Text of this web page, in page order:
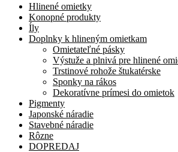
Hlinené omietky
Konopné produkty
Íly
Doplnky k hlineným omietkam
Omietateľné pásky
Výstuže a plnivá pre hlinené
Trstinové rohože štukatérske
Sponky na rákos
Dekoratívne prímesi do omietok
Pigmenty
Japonské náradie
Stavebné náradie
Rôzne
DOPREDAJ